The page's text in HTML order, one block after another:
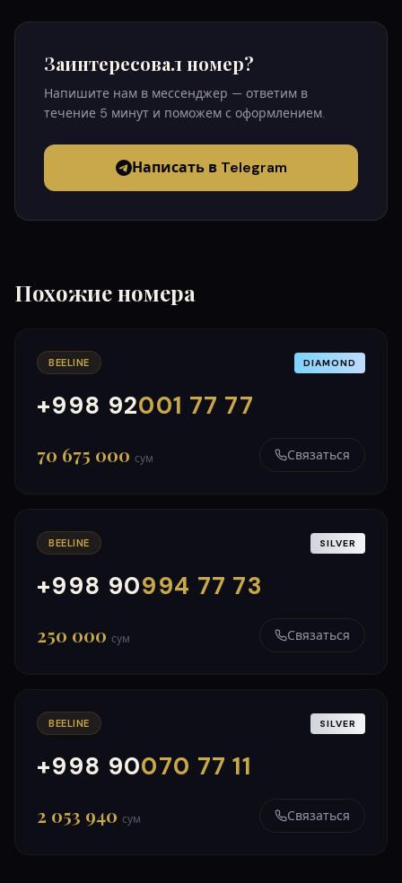
Заинтересовал номер?
Напишите нам в мессенджер — ответим в
течение 5 минут и поможем с оформлением.
Написать в Telegram
Похожие номера
BEELINE DIAMOND
+998 92001 77 77
000
999
70 675 000 сум Связаться
BEELINE SILVER
+998 90994 77 73
000
999
250 000 сум Связаться
BEELINE SILVER
+998 90070 77 11
000
999
2 053 940 сум Связаться